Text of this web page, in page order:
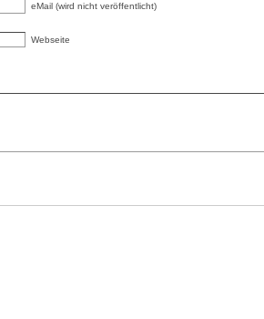
eMail (wird nicht veröffentlicht)
Webseite